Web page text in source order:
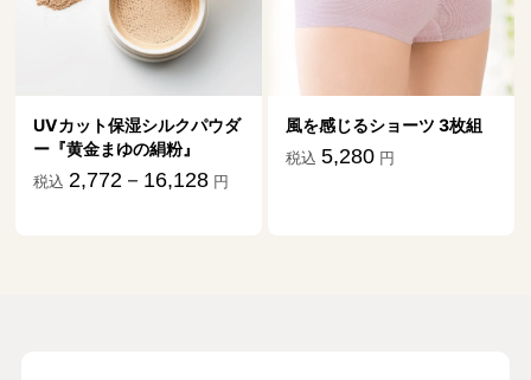
UVカット保湿シルクパウダ
ー『黄金まゆの絹粉』
税込 2,772－16,128 円
風を感じるショーツ 3枚組
税込 5,280 円